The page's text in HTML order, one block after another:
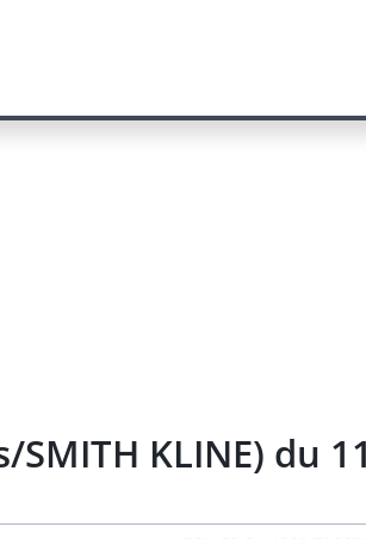
KLINE) du